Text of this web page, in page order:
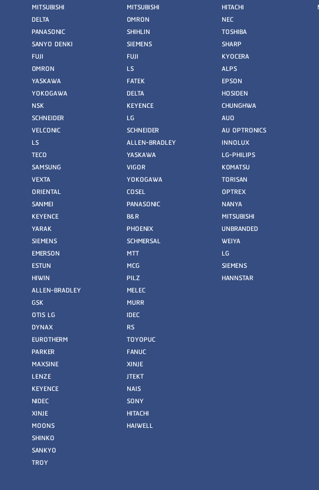
MITSUBISHI
DELTA
PANASONIC
SANYO DENKI
FUJI
OMRON
YASKAWA
YOKOGAWA
NSK
SCHNEIDER
VELCONIC
LS
TECO
SAMSUNG
VEXTA
ORIENTAL
SANMEI
KEYENCE
YARAK
SIEMENS
EMERSON
ESTUN
HIWIN
ALLEN-BRADLEY
GSK
OTIS LG
DYNAX
EUROTHERM
PARKER
MAXSINE
LENZE
KEYENCE
NIDEC
XINJE
MOONS
SHINKO
SANKYO
TROY
MITSUBISHI
OMRON
SHIHLIN
SIEMENS
FUJI
LS
FATEK
DELTA
KEYENCE
LG
SCHNEIDER
ALLEN-BRADLEY
YASKAWA
VIGOR
YOKOGAWA
COSEL
PANASONIC
B&R
PHOENIX
SCHMERSAL
MTT
MCG
PILZ
MELEC
MURR
IDEC
RS
TOYOPUC
FANUC
XINJE
JTEKT
NAIS
SONY
HITACHI
HAIWELL
HITACHI
NEC
TOSHIBA
SHARP
KYOCERA
ALPS
EPSON
HOSIDEN
CHUNGHWA
AUO
AU OPTRONICS
INNOLUX
LG-PHILIPS
KOMATSU
TORISAN
OPTREX
NANYA
MITSUBISHI
UNBRANDED
WEIYA
LG
SIEMENS
HANNSTAR